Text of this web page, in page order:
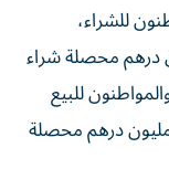
للشراء،
4 ملايين درهم و9.4 مليون درهم محصلة شراء
للبيع
استثمار 1.97 مليون درهم و11.4 مليون درهم محصلة